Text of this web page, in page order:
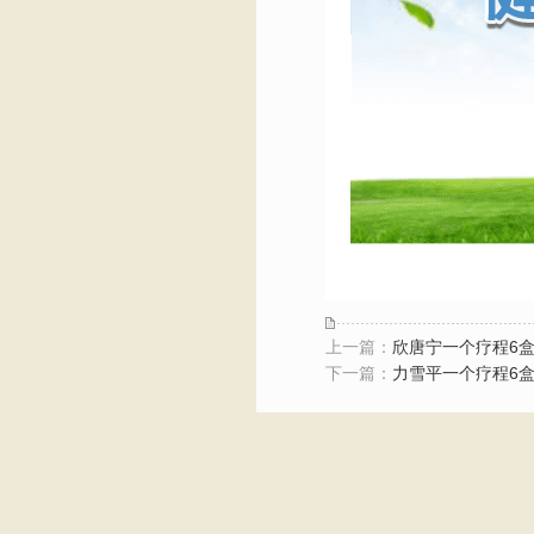
上一篇： 欣唐宁一个疗程6盒
下一篇： 力雪平一个疗程6盒